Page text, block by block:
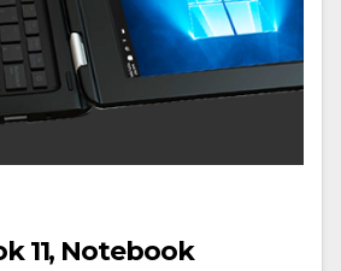
11, Notebook